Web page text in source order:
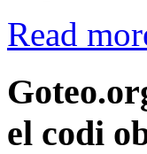
Read
el codi